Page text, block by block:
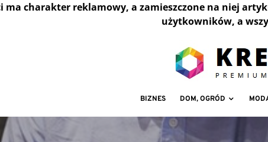
ma charakter reklamowy, a zamieszczone na niej
użytkowników, a
BIZNES DOM, OGRÓD